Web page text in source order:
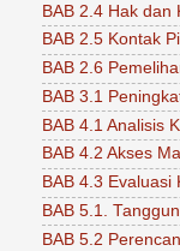
BAB 2.4 Hak dan
BAB 2.5 Kontak
BAB 2.6
BAB 3.1
BAB 4.1 Analisis
BAB 4.2 Akses
BAB 4.3 Evaluasi
BAB 5.1.
BAB 5.2